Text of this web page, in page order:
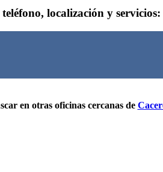
localización y servicios:
en otras oficinas cercanas de